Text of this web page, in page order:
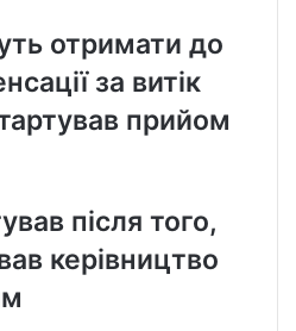
отримати до
за витік
прийом
після того,
керівництво